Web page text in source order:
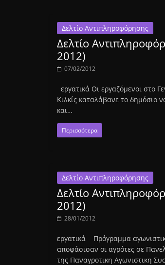
Δελτίο Αντιπληροφόρησης
Δελτίο
2012)
07/02/2012
εργατικά Οι εργαζόμενοι στο
Κιλκίς καταλάβανε το δημόσιο
και…
Περισσότερα
Δελτίο Αντιπληροφόρησης
Δελτίο
2012)
28/01/2012
εργατικά Πρόγραμμα
αποφάσισαν οι αγρότες σε
της Παναγροτικη Αγωνιστικη